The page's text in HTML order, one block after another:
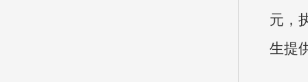
元，
生提